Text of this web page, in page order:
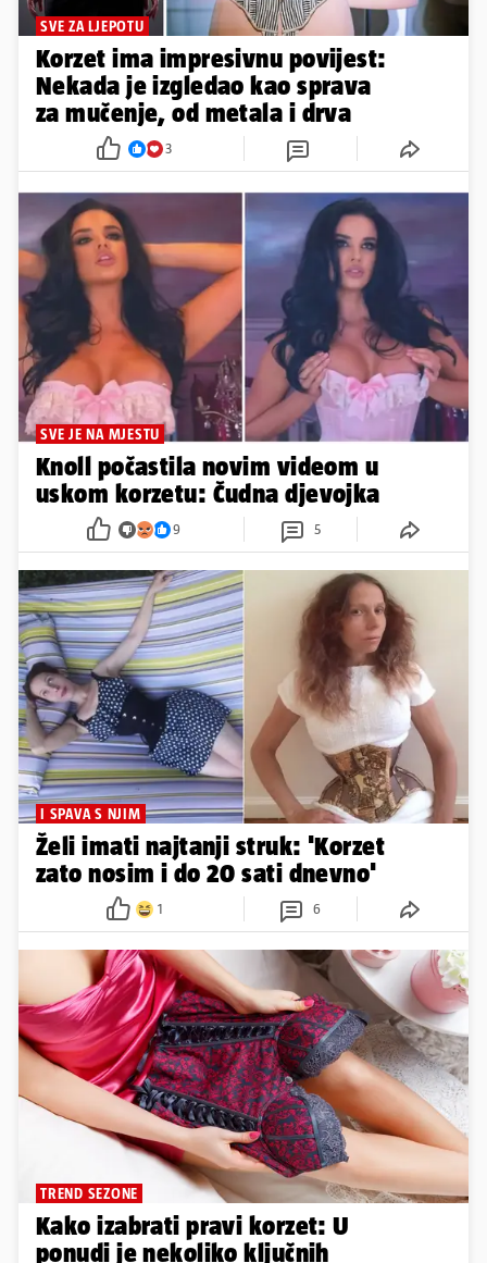
SVE ZA LJEPOTU
Korzet ima impresivnu povijest:
Nekada je izgledao kao sprava
za mučenje, od metala i drva
3
SVE JE NA MJESTU
Knoll počastila novim videom u
uskom korzetu: Čudna djevojka
9 5
I SPAVA S NJIM
Želi imati najtanji struk: 'Korzet
zato nosim i do 20 sati dnevno'
1 6
TREND SEZONE
Kako izabrati pravi korzet: U
ponudi je nekoliko ključnih